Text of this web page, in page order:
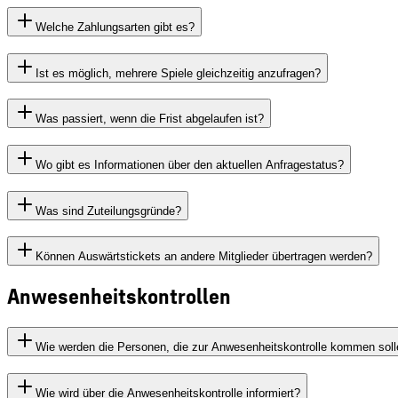
Welche Zahlungsarten gibt es?
Ist es möglich, mehrere Spiele gleichzeitig anzufragen?
Was passiert, wenn die Frist abgelaufen ist?
Wo gibt es Informationen über den aktuellen Anfragestatus?
Was sind Zuteilungsgründe?
Können Auswärtstickets an andere Mitglieder übertragen werden?
Anwesenheitskontrollen
Wie werden die Personen, die zur Anwesenheitskontrolle kommen
Wie wird über die Anwesenheitskontrolle informiert?